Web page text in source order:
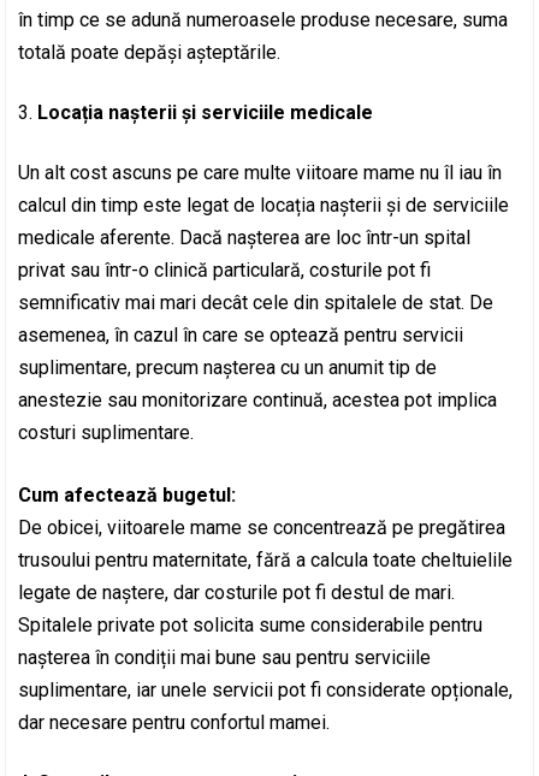
în timp ce se adună numeroasele produse necesare, suma
totală poate depăși așteptările.
Locația nașterii și serviciile medicale
Un alt cost ascuns pe care multe viitoare mame nu îl iau în
calcul din timp este legat de locația nașterii și de serviciile
medicale aferente. Dacă nașterea are loc într-un spital
privat sau într-o clinică particulară, costurile pot fi
semnificativ mai mari decât cele din spitalele de stat. De
asemenea, în cazul în care se optează pentru servicii
suplimentare, precum nașterea cu un anumit tip de
anestezie sau monitorizare continuă, acestea pot implica
costuri suplimentare.
Cum afectează bugetul:
De obicei, viitoarele mame se concentrează pe pregătirea
trusoului pentru maternitate, fără a calcula toate cheltuielile
legate de naștere, dar costurile pot fi destul de mari.
Spitalele private pot solicita sume considerabile pentru
nașterea în condiții mai bune sau pentru serviciile
suplimentare, iar unele servicii pot fi considerate opționale,
dar necesare pentru confortul mamei.